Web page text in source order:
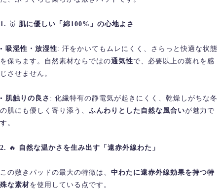
1. 🥇 肌に優しい「綿100%」の心地よさ
• 吸湿性・放湿性: 汗をかいてもムレにくく、さらっと快適な状態
を保ちます。自然素材ならではの通気性で、必要以上の蒸れを感
じさせません。
• 肌触りの良さ : 化繊特有の静電気が起きにくく、乾燥しがちな冬
の肌にも優しく寄り添う、 ふんわりとした自然な風合いが魅力で
す。
2. 🔥 自然な温かさを生み出す「遠赤外線わた」
この敷きパッドの最大の特徴は、 中わたに遠赤外線効果を持つ特
殊な素材を使用している点です。